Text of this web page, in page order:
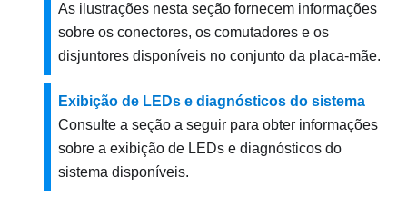
As ilustrações nesta seção fornecem informações
sobre os conectores, os comutadores e os
disjuntores disponíveis no conjunto da placa-mãe.
Exibição de LEDs e diagnósticos do sistema
Consulte a seção a seguir para obter informações
sobre a exibição de LEDs e diagnósticos do
sistema disponíveis.